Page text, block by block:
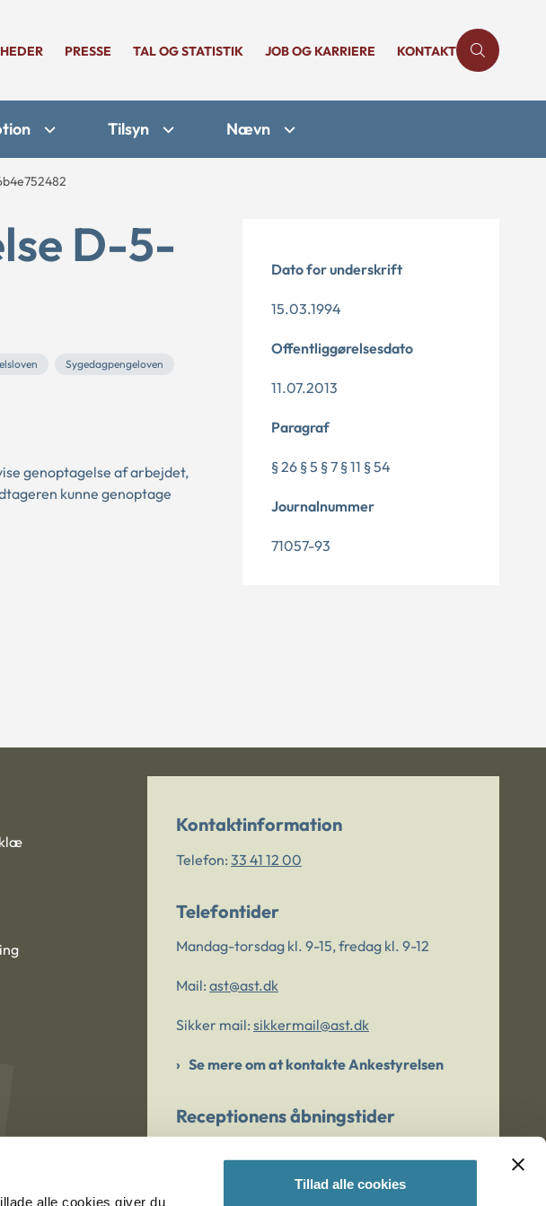
alle cookies giver du
Tillad alle cookies
PRESSE TAL OG STATISTIK JOB OG KARRIERE KONTAKT
Tilsyn Nævn
D-5-
Sygedagpengeloven
genoptagelse af arbejdet,
kunne genoptage
Dato for underskrift
15.03.1994
Offentliggørelsesdato
11.07.2013
Paragraf
§ 26 § 5 § 7 § 11 § 54
Journalnummer
71057-93
Kontaktinformation
Telefon: 33 41 12 00
Telefontider
Mandag-torsdag kl. 9-15, fredag kl. 9-12
Mail: ast@ast.dk
Sikker mail: sikkermail@ast.dk
Se mere om at kontakte Ankestyrelsen
Receptionens åbningstider